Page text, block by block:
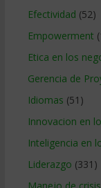
Efectividad (52)
Empowerment
Etica en los
Gerencia de
Idiomas (51)
Innovacion en
Inteligencia en
Liderazgo (331)